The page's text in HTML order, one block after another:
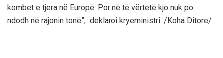
kombet e tjera në Europë. Por në të vërtetë kjo nuk po
ndodh në rajonin tonë”, deklaroi kryeministri. /Koha Ditore/